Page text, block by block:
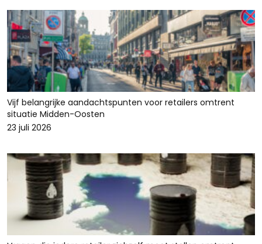
Vijf belangrijke aandachtspunten voor retailers omtrent
situatie Midden-Oosten
23 juli 2026